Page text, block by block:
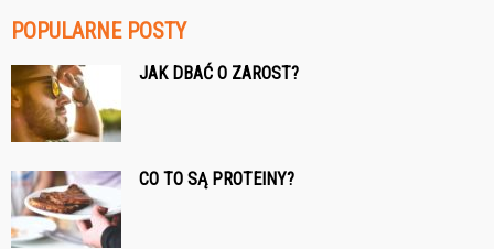
POPULARNE POSTY
JAK DBAĆ O ZAROST?
CO TO SĄ PROTEINY?